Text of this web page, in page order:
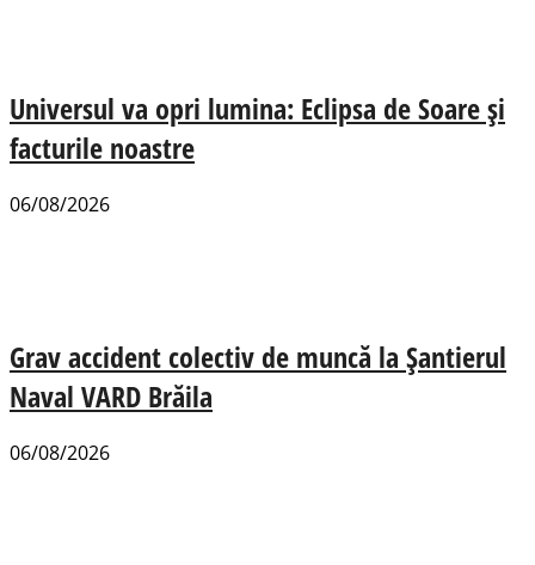
Universul va opri lumina: Eclipsa de Soare și
facturile noastre
06/08/2026
Grav accident colectiv de muncă la Șantierul
Naval VARD Brăila
06/08/2026